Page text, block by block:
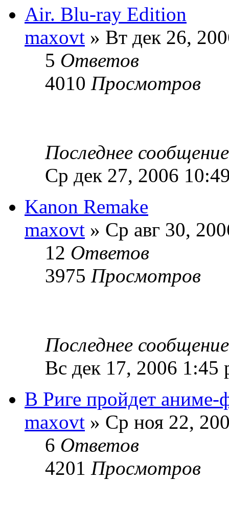
Air. Blu-ray Edition
maxovt » Вт дек 26,
5 Ответов
4010 Просмотров
Последнее
Ср дек 27, 2006
Kanon Remake
maxovt » Ср авг 30,
12 Ответов
3975 Просмотров
Последнее
Вс дек 17, 2006 1:45
В Риге пройдет аниме-
maxovt » Ср ноя 22,
6 Ответов
4201 Просмотров